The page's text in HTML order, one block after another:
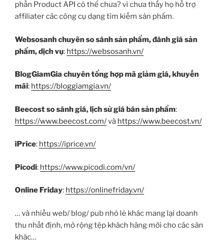
phần Product API có thể chưa? vì chưa thấy họ hỗ trợ
affiliater các công cụ dạng tìm kiếm sản phẩm.
Websosanh chuyên so sánh sản phẩm, đánh giá sản
phẩm, dịch vụ: https://websosanh.vn/
BlogGiamGia chuyên tổng hợp mã giảm giá, khuyến
mãi: https://bloggiamgia.vn/
Beecost so sánh giá, lịch sử giá bán sản phẩm:
https://www.beecost.com/và https://www.beecost.vn/
iPrice: https://iprice.vn/
Picodi: https://www.picodi.com/vn/
Online Friday: https://onlinefriday.vn/
… và nhiều web/ blog/ pub nhỏ lẻ khác mang lại doanh
thu nhất định, mở rộng tệp khách hàng mới cho các sàn
khác…